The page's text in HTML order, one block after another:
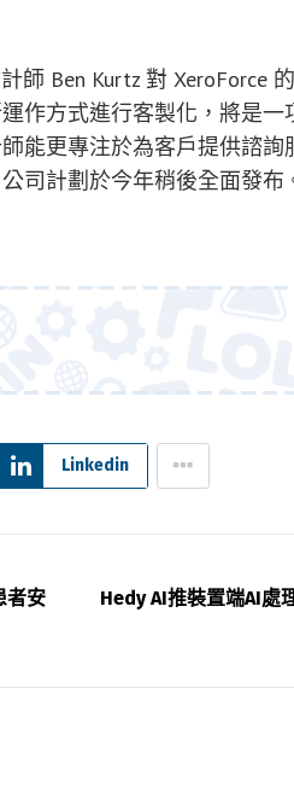
師 Ben Kurtz 對 XeroForce
作方式進行客製化，將是
能更專注於為客戶提供諮詢
司計劃於今年稍後全面發布
Linkedin
者安
Hedy AI推裝置端AI處